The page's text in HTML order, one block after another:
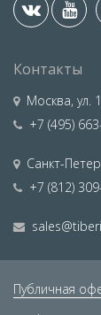
Контакты
Москва, ул.
+7 (495)
Санкт-
+7 (812)
Публичная